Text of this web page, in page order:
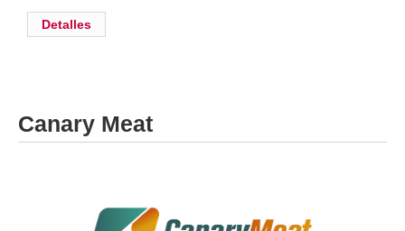
Detalles
Canary Meat